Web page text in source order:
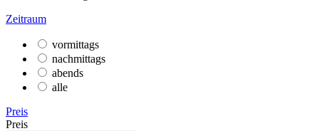
Zeitraum
vormittags
nachmittags
abends
alle
Preis
Preis